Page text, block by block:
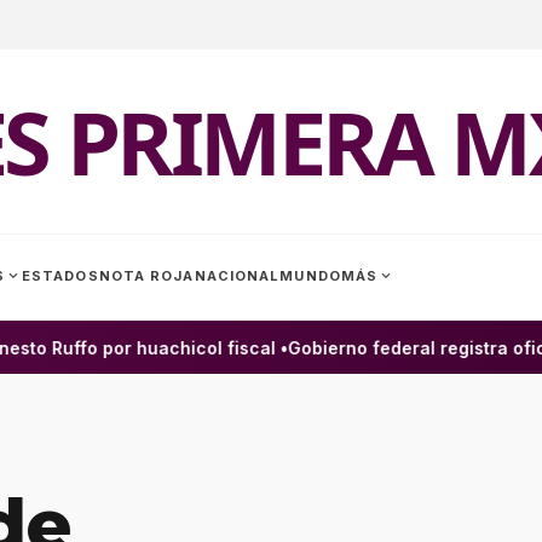
PRIMERA
expand_more ESTADOS NOTA ROJA NACIONAL MUNDOMÁS expand_more
Ruffo por huachicol fiscal •Gobierno federal registra